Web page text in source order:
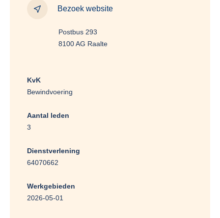
Bezoek website
Postbus 293
8100 AG Raalte
KvK
Bewindvoering
Aantal leden
3
Dienstverlening
64070662
Werkgebieden
2026-05-01